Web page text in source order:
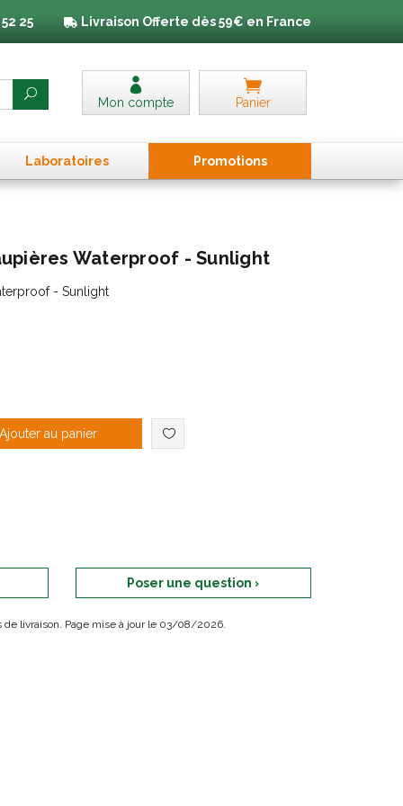
25 Livraison Offerte dès 59€ en France
Mon compte Panier
Laboratoires Promotions
Waterproof - Sunlight
- Sunlight
au panier
Poser une question ›
de livraison. Page mise à jour le 03/08/2026.